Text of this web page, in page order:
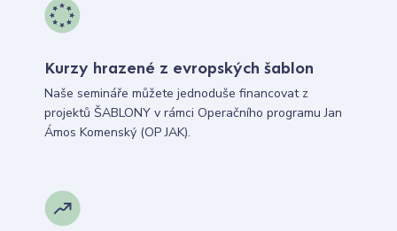
Kurzy hrazené z evropských šablon
Naše semináře můžete jednoduše financovat z
projektů ŠABLONY v rámci Operačního programu Jan
Ámos Komenský (OP JAK).